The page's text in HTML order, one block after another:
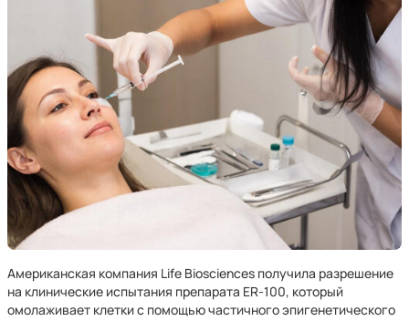
Американская компания Life Biosciences получила разрешение
на клинические испытания препарата ER-100, который
омолаживает клетки с помощью частичного эпигенетического